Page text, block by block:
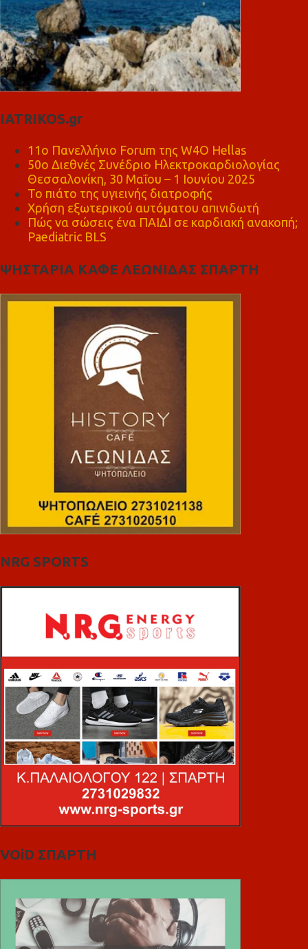
IATRIKOS.gr
11ο Πανελλήνιο Forum της W4O Hellas
50ο Διεθνές Συνέδριο Ηλεκτροκαρδιολογίας
Θεσσαλονίκη, 30 Μαΐου – 1 Ιουνίου 2025
Το πιάτο της υγιεινής διατροφής
Χρήση εξωτερικού αυτόματου απινιδωτή
Πώς να σώσεις ένα ΠΑΙΔΙ σε καρδιακή ανακοπή;
Paediatric BLS
ΨΗΣΤΑΡΙΑ ΚΑΦΕ ΛΕΩΝΙΔΑΣ ΣΠΑΡΤΗ
NRG SPORTS
VOiD ΣΠΑΡΤΗ